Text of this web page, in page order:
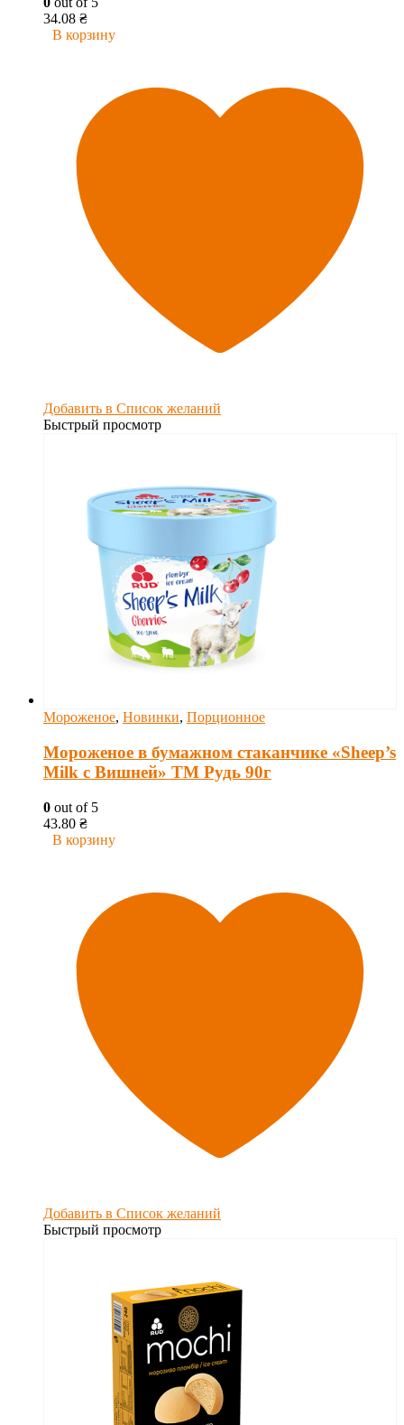
34.08 ₴
В корзину
Добавить в Список желаний
Быстрый просмотр
Мороженое, Новинки, Порционное
Мороженое в бумажном стаканчике «Sheep’s
Milk с Вишней» ТМ Рудь 90г
0 out of 5
43.80 ₴
В корзину
Добавить в Список желаний
Быстрый просмотр